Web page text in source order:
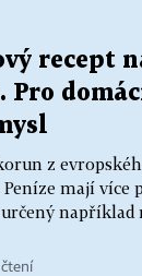
recept
Pro
z
Peníze mají